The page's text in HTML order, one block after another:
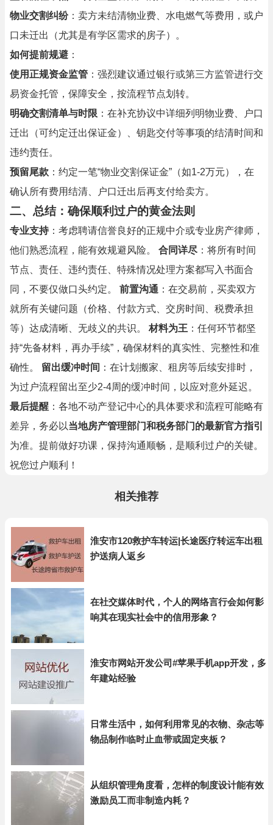
物业交割纠纷：卖方未结清物业费、水电燃气等费用，或户
口未迁出（尤其是有学区需求的房子）。
如何提前规避 ：
使用正规资金监管 ：强烈建议通过银行或第三方监管进行交
易资金托管，保障安全，按流程节点划转。
明确交割清单与时限 ：在补充协议中详细列明物业费、户口
迁出（可约定迁出保证金）、钥匙交付等事项的结清时间和
违约责任。
预留尾款 ：约定一笔“物业交割保证金”（如1-2万元），在
确认所有费用结清、户口迁出后再支付给卖方。
二、总结：确保顺利过户的黄金法则
专业支持：考虑聘请信誉良好的正规中介或专业房产律师，
他们熟悉流程，能有效规避风险。 合同详尽 ：将所有时间
节点、责任、违约责任、特殊情况处理方案都写入书面合
同，不要仅做口头约定。 前置沟通 ：在交易前，买卖双方
就所有关键问题（价格、付款方式、交房时间、税费承担
等）达成清晰、无歧义的共识。 材料为王 ：任何环节都坚
持“先备材料，再办手续”，确保材料的真实性、完整性和准
确性。 留出缓冲时间 ：在计划搬家、租房等后续安排时，
为过户流程留出至少2-4周的缓冲时间，以应对意外延迟。
最后提醒 ：各地不动产登记中心的具体要求和流程可能略有
差异，务必以当地房产管理部门和税务部门的最新官方指引
为准。提前做好功课，保持沟通顺畅，是顺利过户的关键。
祝您过户顺利！
相关推荐
淮安市120救护车转运|长途医疗转运车出租
护送病人返乡
在社交媒体时代，个人的网络言行会如何影
响其在现实社会中的信用形象？
淮安市网站开发公司#苹果手机app开发，多
年建站经验
日常生活中，如何利用常见的衣物、杂志等
物品制作临时止血带或固定夹板？
从组织管理角度看，怎样的制度设计能有效
激励员工而非制造内耗？